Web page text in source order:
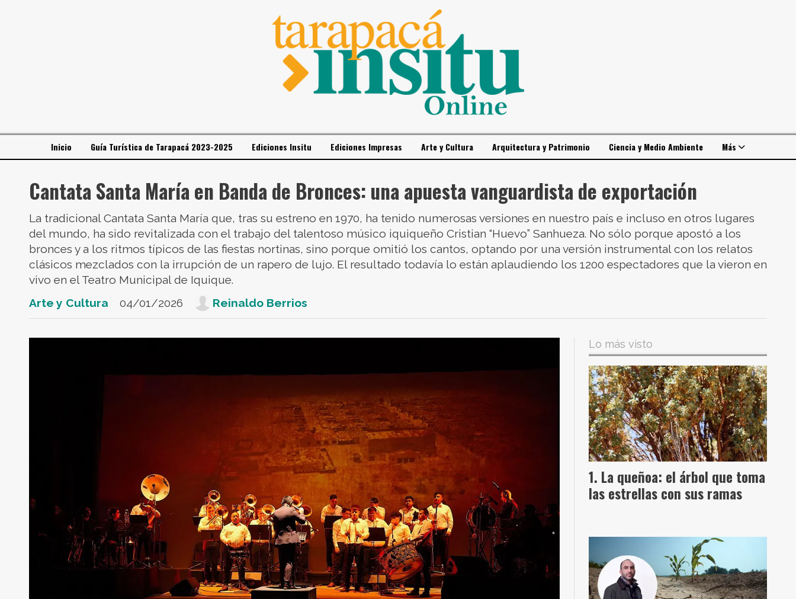
Inicio Guía Turística de Tarapacá 2023-2025 Ediciones Insitu Ediciones Impresas Arte y Cultura Arquitectura y Patrimonio Ciencia y Medio Ambiente Más
Cantata Santa María en Banda de Bronces: una apuesta vanguardista de exportación
La tradicional Cantata Santa María que, tras su estreno en 1970, ha tenido numerosas versiones en nuestro país e incluso en otros lugares
del mundo, ha sido revitalizada con el trabajo del talentoso músico iquiqueño Cristian “Huevo” Sanhueza. No sólo porque apostó a los
bronces y a los ritmos típicos de las fiestas nortinas, sino porque omitió los cantos, optando por una versión instrumental con los relatos
clásicos mezclados con la irrupción de un rapero de lujo. El resultado todavía lo están aplaudiendo los 1200 espectadores que la vieron en
vivo en el Teatro Municipal de Iquique.
Arte y Cultura
04/01/2026 Reinaldo Berrios
Lo más visto
La queñoa: el árbol que toma
las estrellas con sus ramas